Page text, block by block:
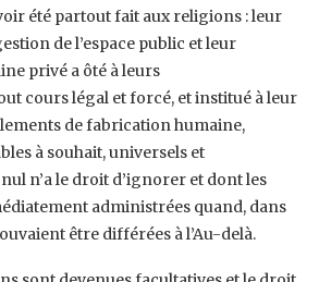
été partout fait aux religions : leur
de l’espace public et leur
privé a ôté à leurs
cours légal et forcé, et institué à leur
de fabrication humaine,
à souhait, universels et
n’a le droit d’ignorer et dont les
administrées quand, dans
être différées à l’Au-delà.